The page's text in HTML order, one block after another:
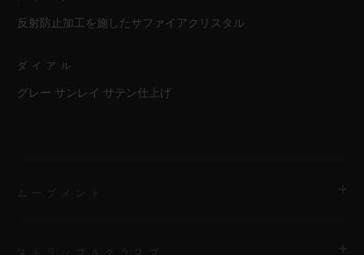
反射防止加工を施したサファイアクリスタル
ダイアル
グレー サンレイ サテン仕上げ